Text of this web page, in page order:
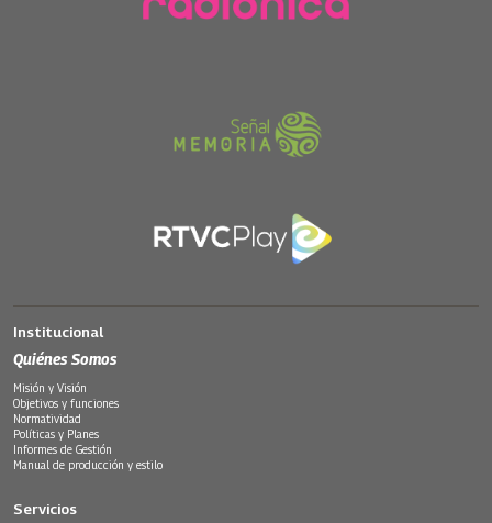
Institucional
Quiénes Somos
Misión y Visión
Objetivos y funciones
Normatividad
Políticas y Planes
Informes de Gestión
Manual de producción y estilo
Servicios